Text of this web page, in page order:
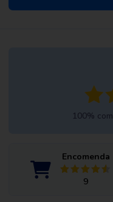
Encomenda
9
100%